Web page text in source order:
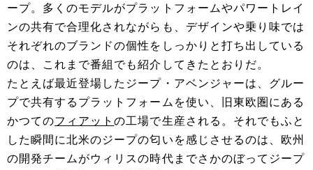
ープ。多くのモデルがプラットフォームやパワートレイ
ンの共有で合理化されながらも、デザインや乗り味では
それぞれのブランドの個性をしっかりと打ち出している
のは、これまで番組でも紹介してきたとおりだ。
たとえば最近登場したジープ・アベンジャーは、グルー
プで共有するプラットフォームを使い、旧東欧圏にある
かつてのフィアットの工場で生産される。それでもふと
した瞬間に北米のジープの匂いを感じさせるのは、欧州
の開発チームがウィリスの時代までさかのぼってジープ